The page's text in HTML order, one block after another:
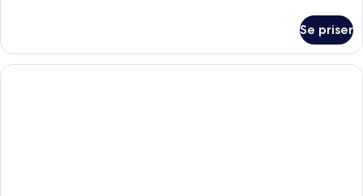
Se priser